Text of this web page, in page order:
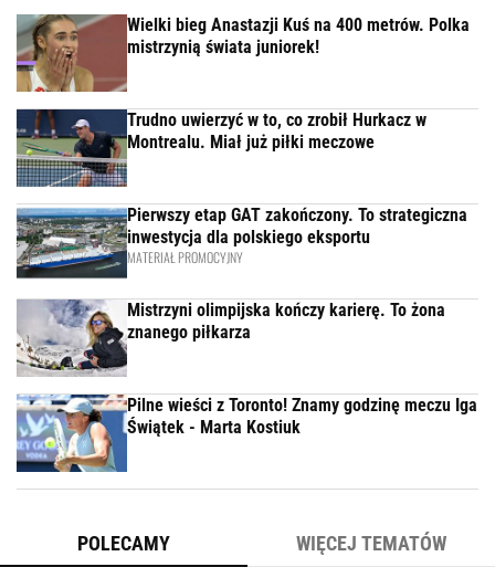
Wielki bieg Anastazji Kuś na 400 metrów. Polka
mistrzynią świata juniorek!
Trudno uwierzyć w to, co zrobił Hurkacz w
Montrealu. Miał już piłki meczowe
Pierwszy etap GAT zakończony. To strategiczna
inwestycja dla polskiego eksportu
MATERIAŁ PROMOCYJNY
Mistrzyni olimpijska kończy karierę. To żona
znanego piłkarza
Pilne wieści z Toronto! Znamy godzinę meczu Iga
Świątek - Marta Kostiuk
POLECAMY WIĘCEJ TEMATÓW